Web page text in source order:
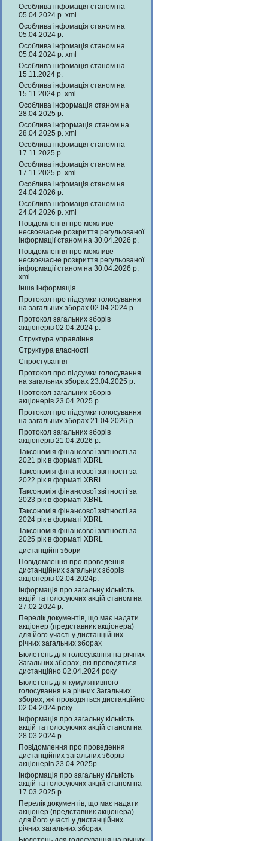
Особлива інфомація станом на
05.04.2024 р. xml
Особлива інфомація станом на
05.04.2024 р.
Особлива інфомація станом на
05.04.2024 р. xml
Особлива інфомація станом на
15.11.2024 р.
Особлива інфомація станом на
15.11.2024 р. xml
Особлива інформація станом на
28.04.2025 р.
Особлива інформація станом на
28.04.2025 р. xml
Особлива інфомація станом на
17.11.2025 р.
Особлива інфомація станом на
17.11.2025 р. xml
Особлива інфомація станом на
24.04.2026 р.
Особлива інфомація станом на
24.04.2026 р. xml
Повідомлення про можливе
несвоєчасне розкриття регульованої
інформації станом на 30.04.2026 р.
Повідомлення про можливе
несвоєчасне розкриття регульованої
інформації станом на 30.04.2026 р.
xml
інша інформація
Протокол про підсумки голосування
на загальних зборах 02.04.2024 р.
Протокол загальних зборів
акціонерів 02.04.2024 р.
Структура управління
Структура власності
Спростування
Протокол про підсумки голосування
на загальних зборах 23.04.2025 р.
Протокол загальних зборів
акціонерів 23.04.2025 р.
Протокол про підсумки голосування
на загальних зборах 21.04.2026 р.
Протокол загальних зборів
акціонерів 21.04.2026 р.
Таксономія фінансової звітності за
2021 рік в форматі XBRL
Таксономія фінансової звітності за
2022 рік в форматі XBRL
Таксономія фінансової звітності за
2023 рік в форматі XBRL
Таксономія фінансової звітності за
2024 рік в форматі XBRL
Таксономія фінансової звітності за
2025 рік в форматі XBRL
дистанційні збори
Повідомлення про проведення
дистанційних загальних зборів
акціонерів 02.04.2024р.
Інформація про загальну кількість
акцій та голосуючих акцій станом на
27.02.2024 р.
Перелік документів, що має надати
акціонер (представник акціонера)
для його участі у дистанційних
річних загальних зборах
Бюлетень для голосування на річних
Загальних зборах, які проводяться
дистанційно 02.04.2024 року
Бюлетень для кумулятивного
голосування на річних Загальних
зборах, які проводяться дистанційно
02.04.2024 року
Інформація про загальну кількість
акцій та голосуючих акцій станом на
28.03.2024 р.
Повідомлення про проведення
дистанційних загальних зборів
акціонерів 23.04.2025р.
Інформація про загальну кількість
акцій та голосуючих акцій станом на
17.03.2025 р.
Перелік документів, що має надати
акціонер (представник акціонера)
для його участі у дистанційних
річних загальних зборах